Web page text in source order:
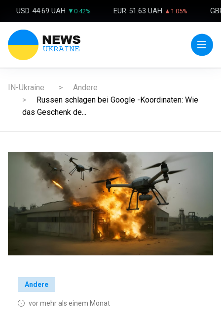
USD 44.69 UAH ▼0.42% EUR 51.63 UAH ▲1.05%
IN-Ukraine
Andere
Russen schlagen bei Google -Koordinaten: Wie
das Geschenk de...
Andere
vor mehr als einem Monat